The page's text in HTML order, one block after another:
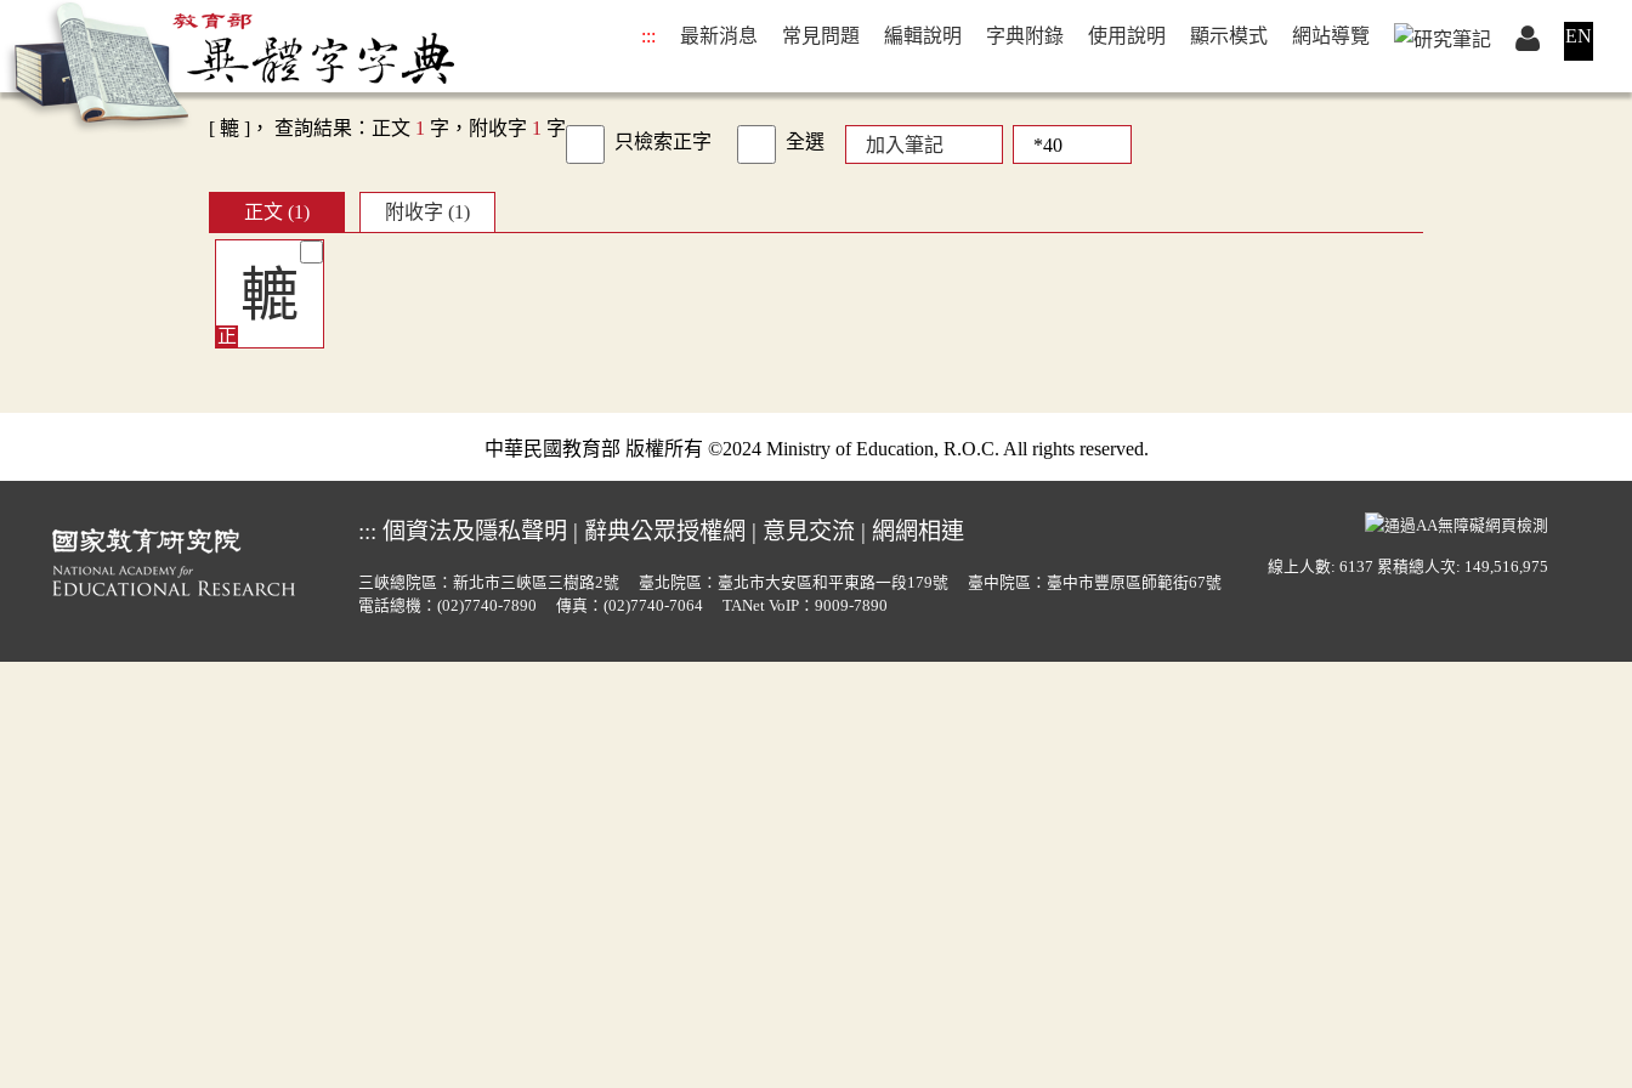
::: 最新消息 常見問題 編輯說明 字典附錄 使用說明 顯示模式 網站導覽 EN
[ 轆 ]， 查詢結果：正文 1 字，附收字 1 字
只檢索正字 全選 加入筆記
正文 (1) 附收字 (1)
轆
中華民國教育部 版權所有 ©2024 Ministry of Education, R.O.C. All rights reserved.
::: 個資法及隱私聲明 | 辭典公眾授權網 | 意見交流 | 網網相連
三峽總院區：新北市三峽區三樹路2號 臺北院區：臺北市大安區和平東路一段179號
臺中院區：臺中市豐原區師範街67號
電話總機： (02)7740-7890 傳真：(02)7740-7064 TANet VoIP：9009-7890
線上人數: 6137 累積總人次: 149,516,975